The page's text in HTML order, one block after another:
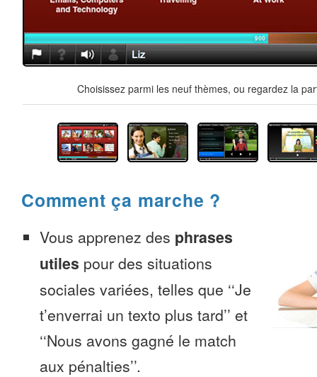
Choisissez parmi les neuf thèmes, ou regardez la
Comment ça marche ?
Vous apprenez des phrases
utiles pour des situations
sociales variées, telles que ‘‘Je
t’enverrai un texto plus tard’’ et
‘‘Nous avons gagné le match
aux pénalties’’.